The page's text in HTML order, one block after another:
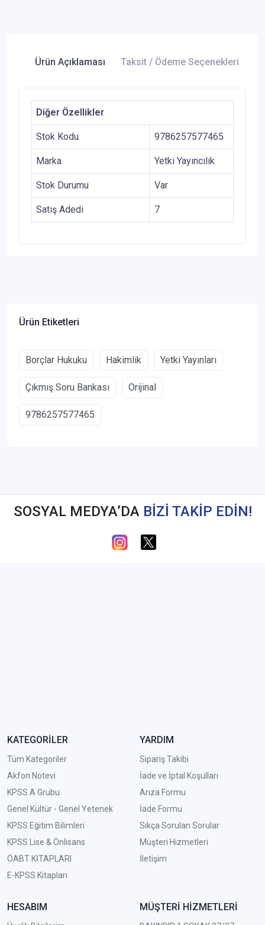
Ürün Açıklaması Taksit / Ödeme Seçenekleri
Diğer Özellikler
Stok Kodu 9786257577465
Marka Yetki Yayıncılık
Stok Durumu Var
Satış Adedi 7
Ürün Etiketleri
Borçlar Hukuku Hakimlik Yetki Yayınları
Çıkmış Soru Bankası Orijinal
9786257577465
SOSYAL MEDYA’DA BİZİ TAKİP EDİN!
KATEGORİLER
Tüm Kategoriler
Akfon Notevi
KPSS A Grubu
Genel Kültür - Genel Yetenek
KPSS Eğitim Bilimleri
KPSS Lise & Önlisans
ÖABT KİTAPLARI
E-KPSS Kitapları
YARDIM
Sipariş Takibi
İade ve İptal Koşulları
Arıza Formu
İade Formu
Sıkça Sorulan Sorular
Müşteri Hizmetleri
İletişim
HESABIM MÜŞTERİ HİZMETLERİ